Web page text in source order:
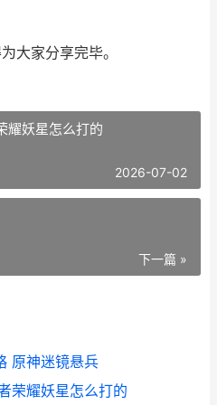
大家分享完毕。
耀妖星怎么打的
2026-07-02
下一篇 »
原神迷镜悬兵
荣耀妖星怎么打的